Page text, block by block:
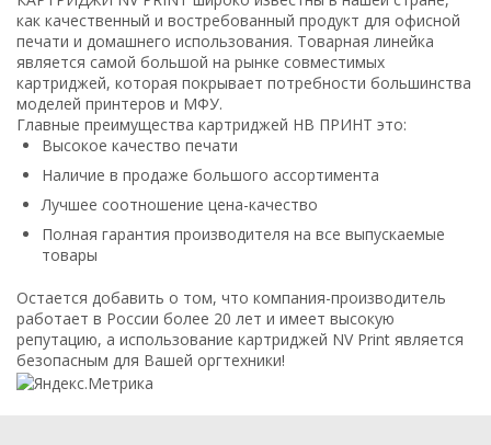
как качественный и востребованный продукт для офисной
печати и домашнего использования. Товарная линейка
является самой большой на рынке совместимых
картриджей, которая покрывает потребности большинства
моделей принтеров и МФУ.
Главные преимущества картриджей НВ ПРИНТ это:
Высокое качество печати
Наличие в продаже большого ассортимента
Лучшее соотношение цена-качество
Полная гарантия производителя на все выпускаемые
товары
Остается добавить о том, что компания-производитель
работает в России более 20 лет и имеет высокую
репутацию, а использование картриджей NV Print является
безопасным для Вашей оргтехники!